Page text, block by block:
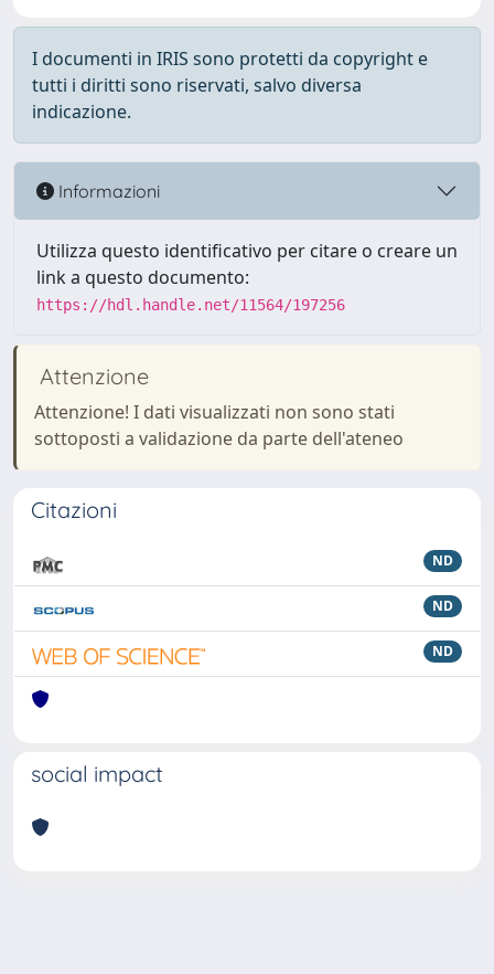
I documenti in IRIS sono protetti da copyright e
tutti i diritti sono riservati, salvo diversa
indicazione.
Informazioni
Utilizza questo identificativo per citare o creare un
link a questo documento:
https://hdl.handle.net/11564/197256
Attenzione
Attenzione! I dati visualizzati non sono stati
sottoposti a validazione da parte dell'ateneo
Citazioni
ND
ND
ND
social impact